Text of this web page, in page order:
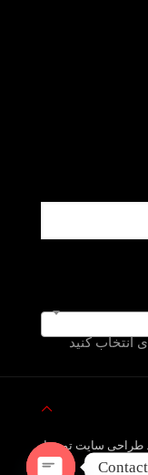
انتخاب کنید
طراحی سایت توسط